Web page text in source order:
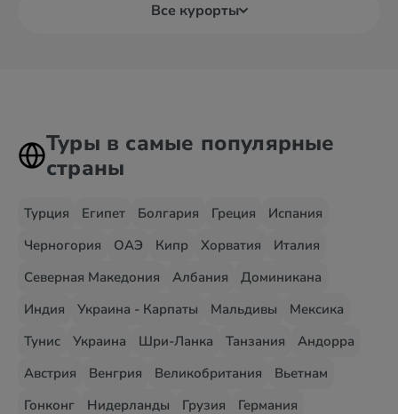
Все курорты
Туры в самые популярные
страны
Турция Египет Болгария Греция
Испания
Черногория
ОАЭ Кипр Хорватия
Италия
Северная Македония
Албания
Доминикана
Индия
Украина - Карпаты Мальдивы
Мексика
Тунис
Украина Шри-Ланка Танзания
Андорра
Австрия
Венгрия Великобритания
Вьетнам
Гонконг
Нидерланды Грузия
Германия